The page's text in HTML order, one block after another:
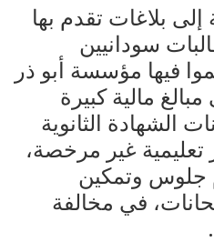
بلاغات تقدم بها
سودانيين
فيها مؤسسة أبو ذر
مالية كبيرة
الشهادة الثانوية
تعليمية غير مرخصة،
جلوس وتمكين
في مخالفة